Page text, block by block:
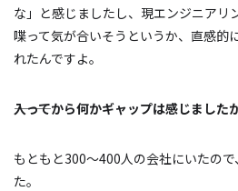
な」と感じましたし、現エンジニアリ
喋って気が合いそうというか、直感的
れたんですよ。
―――入ってから何かギャップは感じました
もともと300～400人の会社にいたの
た。